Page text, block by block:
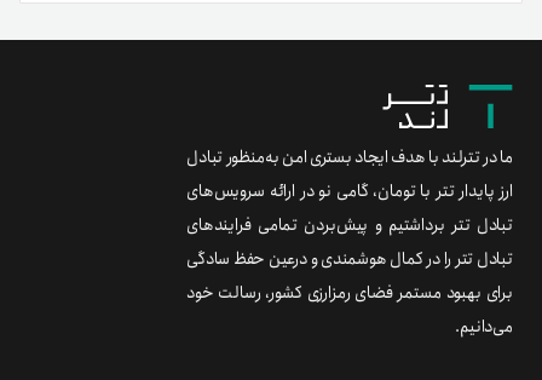
ما در تترلند با هدف ایجاد بستری امن به‌منظور تبادل
ارز پایدار تتر با تومان، گامی نو در ارائه سرویس‌های
تبادل تتر برداشتیم و پیش‌بردن تمامی فرایندهای
تبادل تتر را در کمال هوشمندی و درعین حفظ سادگی
برای بهبود مستمر فضای رمزارزی کشور، رسالت خود
می‌دانیم.